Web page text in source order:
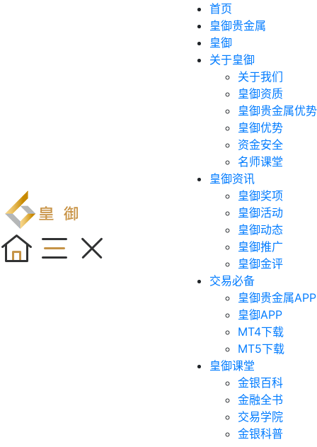
首页
皇御贵金属
皇御
关于皇御
关于我们
皇御资质
皇御贵金属优势
皇御优势
资金安全
名师课堂
皇御资讯
皇御奖项
皇御活动
皇御动态
皇御推广
皇御金评
交易必备
皇御贵金属APP
皇御APP
MT4下载
MT5下载
皇御课堂
金银百科
金融全书
交易学院
金银科普